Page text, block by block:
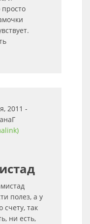
просто
2011 -
полез, а у
счету, так
ни есть,